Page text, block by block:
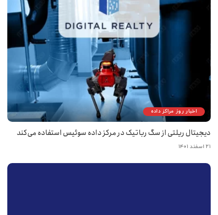
اخبار روز مراکز داده
دیجیتال ریلتی از سگ رباتیک در مرکز داده سوئیس استفاده می‌کند
۲۱ اسفند ۱۴۰۱